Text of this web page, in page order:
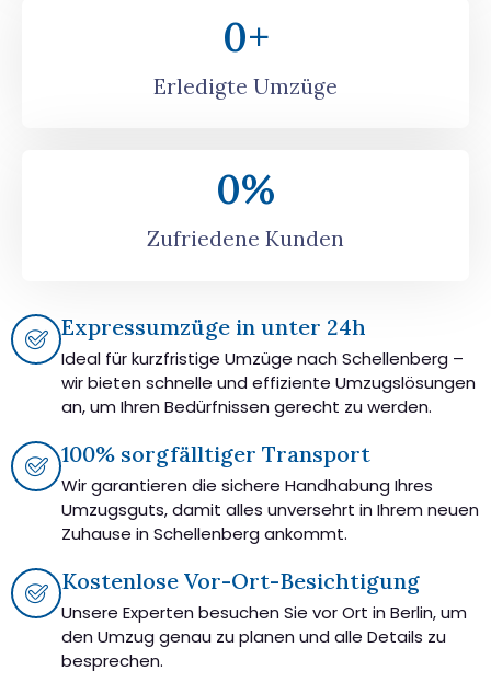
Erledigte Umzüge
0+
Zufriedene Kunden
0%
Expressumzüge in unter 24h
Ideal für kurzfristige Umzüge nach Schellenberg –
wir bieten schnelle und effiziente Umzugslösungen
an, um Ihren Bedürfnissen gerecht zu werden.
100% sorgfälltiger Transport
Wir garantieren die sichere Handhabung Ihres
Umzugsguts, damit alles unversehrt in Ihrem neuen
Zuhause in Schellenberg ankommt.
Kostenlose Vor-Ort-Besichtigung
Unsere Experten besuchen Sie vor Ort in Berlin, um
den Umzug genau zu planen und alle Details zu
besprechen.